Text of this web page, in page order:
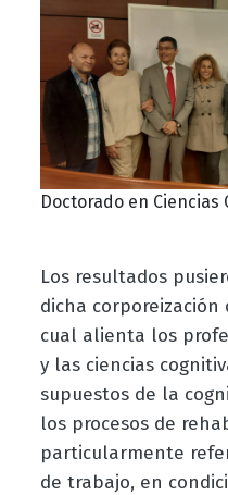
Doctorado en Ciencias
Los resultados
dicha corporeización
cual alienta los
y las ciencias
supuestos de la
los procesos de
particularmente
de trabajo, en